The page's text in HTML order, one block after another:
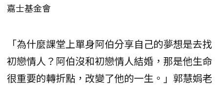
嘉士基金會
「為什麼課堂上單身阿伯分享自己的夢想是去找
初戀情人？阿伯沒和初戀情人結婚，那是他生命
很重要的轉折點，改變了他的一生。」郭慧娟老